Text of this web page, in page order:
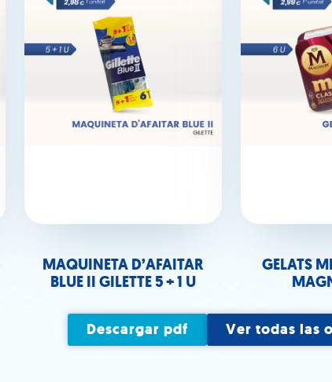
MAQUINETA D’AFAITAR
BLUE II GILETTE 5 + 1 U
GELATS
Descargar pdf Ver todas las